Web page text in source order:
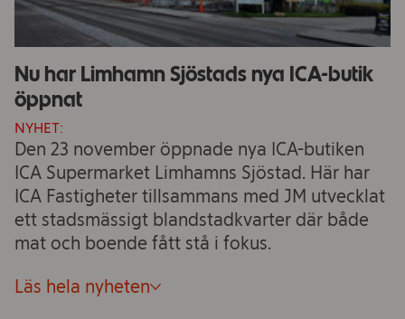
Nu har Limhamn Sjöstads nya ICA-butik
öppnat
NYHET:
Den 23 november öppnade nya ICA-butiken
ICA Supermarket Limhamns Sjöstad. Här har
ICA Fastigheter tillsammans med JM utvecklat
ett stadsmässigt blandstadkvarter där både
mat och boende fått stå i fokus.
Läs hela nyheten